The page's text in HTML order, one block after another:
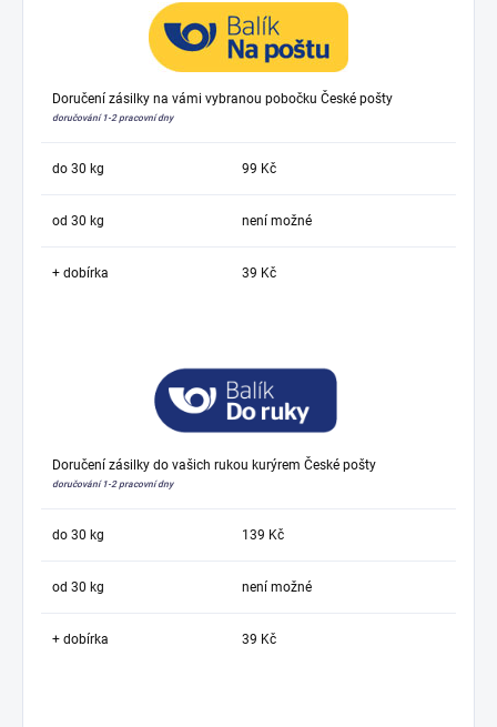
Doručení zásilky na vámi vybranou pobočku České pošty
doručování 1-2 pracovní dny
do 30 kg 99 Kč
od 30 kg není možné
+ dobírka 39 Kč
Doručení zásilky do vašich rukou kurýrem České pošty
doručování 1-2 pracovní dny
do 30 kg 139 Kč
od 30 kg není možné
+ dobírka 39 Kč